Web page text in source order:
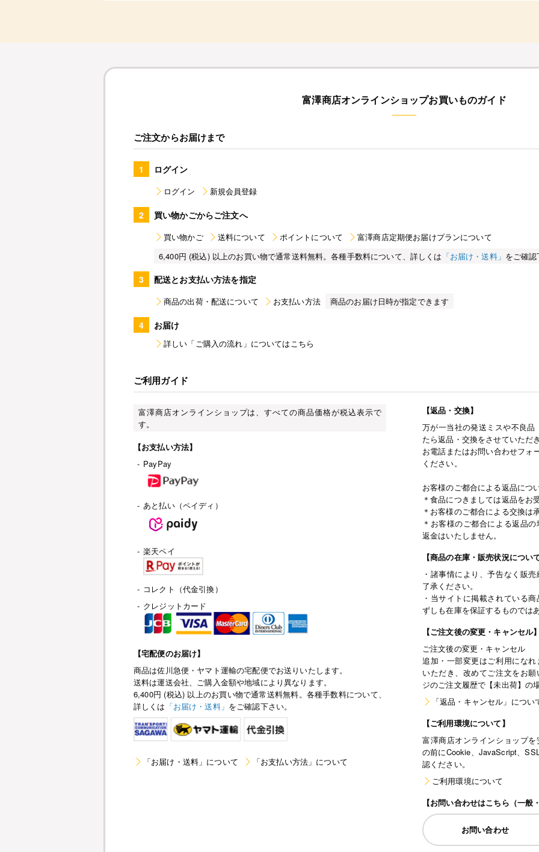
富澤商店オンラインショップお買いものガイド
ご注文からお届けまで
1 ログイン
ログイン 新規会員登録
2 買い物かごからご注文へ
買い物かご 送料について ポイントについて
富澤商店定期便お届けプランについて
6,400円 (税込) 以上のお買い物で通常送料無料。各種手数料について、詳しくは 「お届け・送料」 をご確
3 配送とお支払い方法を指定
商品の出荷・配送について お支払い方法 商品のお届け日時が指定できます
4 お届け
詳しい「ご購入の流れ」についてはこちら
ご利用ガイド
富澤商店オンラインショップは、すべての商品価格が税込表示で
す。
【お支払い方法】
- PayPay
- あと払い（ペイディ）
- 楽天ペイ
- コレクト（代金引換）
- クレジットカード
【宅配便のお届け】
商品は佐川急便・ヤマト運輸の宅配便でお送りいたします。
送料は運送会社、ご購入金額や地域により異なります。
6,400円 (税込) 以上のお買い物で通常送料無料。各種手数料について、
詳しくは 「お届け・送料」 をご確認下さい。
「お届け・送料」について 「お支払い方法」について
【返品・交換】
万が一当社の発送ミスや不良
たら返品・交換をさせていただ
お電話またはお問い合わせフォ
ください。
お客様のご都合による返品につ
＊食品につきましては返品をお
＊お客様のご都合による交換は
＊お客様のご都合による返品
返金はいたしません。
【商品の在庫・販売状況につい
・諸事情により、予告なく販
了承ください。
・当サイトに掲載されている
ずしも在庫を保証するものでは
【ご注文後の変更・キャンセル
ご注文後の変更・キャンセル
追加・一部変更はご利用にな
いただき、改めてご注文をお
ジのご注文履歴で【未出荷】の
「返品・キャンセル」につい
【ご利用環境について】
富澤商店オンラインショップ
の前にCookie、JavaScript、
認ください。
ご利用環境について
【お問い合わせはこちら（一般
お問い合わせ